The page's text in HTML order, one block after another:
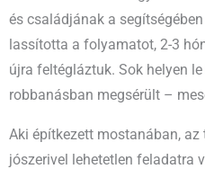
és családjának a
lassította a folyamatot, 2-3
újra feltégláztuk. Sok helyen
robbanásban megsérült –
Aki építkezett mostanában,
jószerivel lehetetlen feladatra